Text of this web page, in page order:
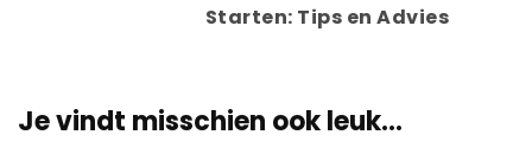
Starten: Tips en Advies
Je vindt misschien ook leuk...